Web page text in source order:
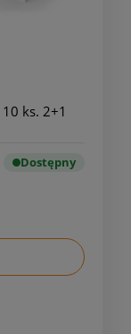
ks. 2+1
Dostępny